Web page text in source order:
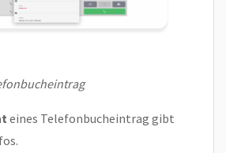
eines Telefonbucheintrag gibt